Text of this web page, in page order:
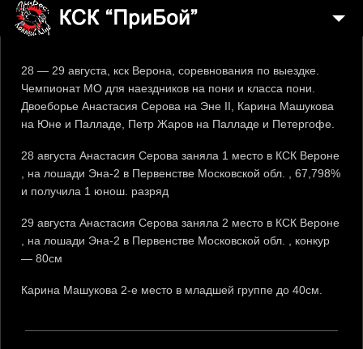
ЖИЗНЬ КЛУБА
НАШИ ЛОШАДИ
УСЛУГИ И ЦЕНЫ
ИНФОРМАЦИЯ
КОНТАКТЫ
28 — 29 августа, кск Верона, соревнования по выездке.
Чемпионат МО для наездников на пони и класса пони.
Двоеборье Анастасия Серова на Эне II, Карина Машукова
на Юне и Палладе, Петр Жаров на Палладе и Петергофе.
28 августа Анастасия Серова заняла 1 место в КСК Вероне
, на лошади Эна-2 в Первенстве Московской обл. , 67,798%
и получила 1 юнош. разряд
29 августа Анастасия Серова заняла 2 место в КСК Вероне
, на лошади Эна-2 в Первенстве Московской обл. , конкур
— 80см
Карина Машукова 2-е место в младшей группе до 40см.